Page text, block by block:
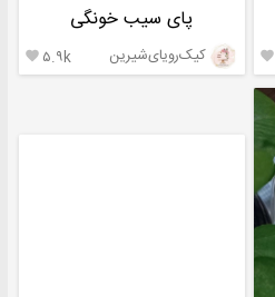

پای سیب خونگی
کیک‌رویای‌شیرین ۵.۹k 